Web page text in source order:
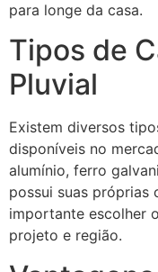
para longe da casa.
Tipos de
Pluvial
Existem diversos
disponíveis no
alumínio, ferro
possui suas próprias
importante escolher
projeto e região.